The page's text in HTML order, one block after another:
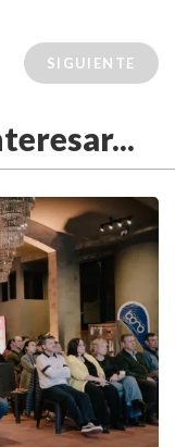
SIGUIENTE